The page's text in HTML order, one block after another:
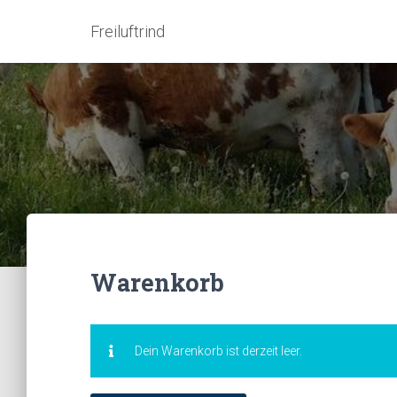
Freiluftrind
Warenkorb
Dein Warenkorb ist derzeit leer.